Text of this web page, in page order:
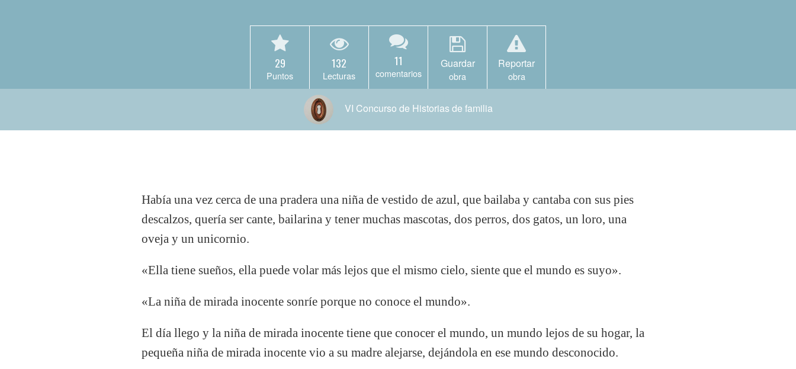
29
Puntos
132
Lecturas
11
comentarios
Guardar
obra
Reportar
obra
VI Concurso de Historias de familia
Había una vez cerca de una pradera una niña de vestido de azul, que bailaba y cantaba con sus pies
descalzos, quería ser cante, bailarina y tener muchas mascotas, dos perros, dos gatos, un loro, una
oveja y un unicornio.
«Ella tiene sueños, ella puede volar más lejos que el mismo cielo, siente que el mundo es suyo».
«La niña de mirada inocente sonríe porque no conoce el mundo».
El día llego y la niña de mirada inocente tiene que conocer el mundo, un mundo lejos de su hogar, la
pequeña niña de mirada inocente vio a su madre alejarse, dejándola en ese mundo desconocido.